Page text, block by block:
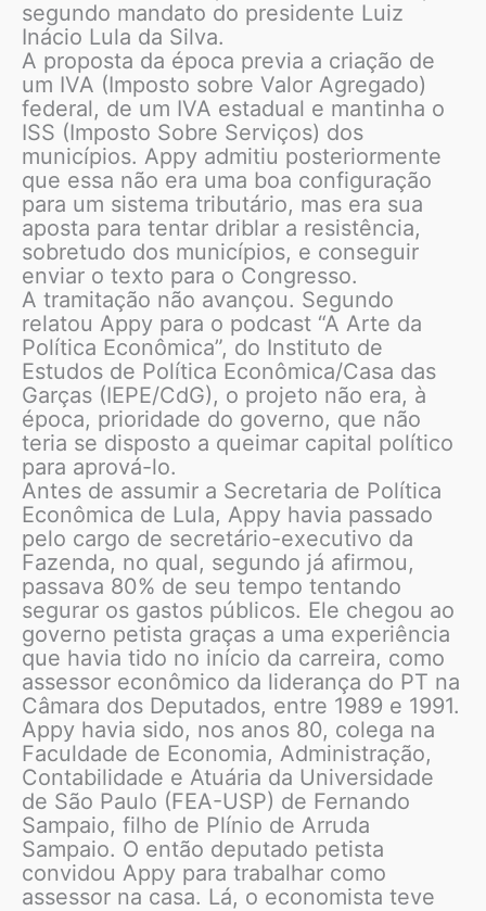
segundo mandato do presidente Luiz
Inácio Lula da Silva.
A proposta da época previa a criação de
um IVA (Imposto sobre Valor Agregado)
federal, de um IVA estadual e mantinha o
ISS (Imposto Sobre Serviços) dos
municípios. Appy admitiu posteriormente
que essa não era uma boa configuração
para um sistema tributário, mas era sua
aposta para tentar driblar a resistência,
sobretudo dos municípios, e conseguir
enviar o texto para o Congresso.
A tramitação não avançou. Segundo
relatou Appy para o podcast “A Arte da
Política Econômica”, do Instituto de
Estudos de Política Econômica/Casa das
Garças (IEPE/CdG), o projeto não era, à
época, prioridade do governo, que não
teria se disposto a queimar capital político
para aprová-lo.
Antes de assumir a Secretaria de Política
Econômica de Lula, Appy havia passado
pelo cargo de secretário-executivo da
Fazenda, no qual, segundo já afirmou,
passava 80% de seu tempo tentando
segurar os gastos públicos. Ele chegou ao
governo petista graças a uma experiência
que havia tido no início da carreira, como
assessor econômico da liderança do PT na
Câmara dos Deputados, entre 1989 e 1991.
Appy havia sido, nos anos 80, colega na
Faculdade de Economia, Administração,
Contabilidade e Atuária da Universidade
de São Paulo (FEA-USP) de Fernando
Sampaio, filho de Plínio de Arruda
Sampaio. O então deputado petista
convidou Appy para trabalhar como
assessor na casa. Lá, o economista teve